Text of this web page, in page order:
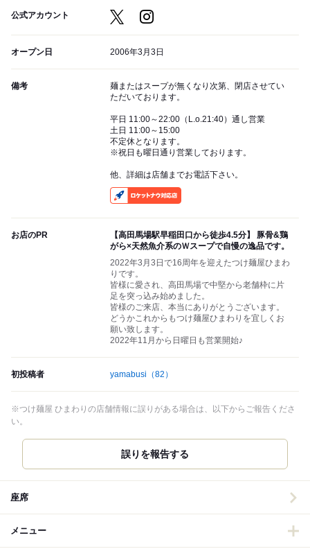
公式アカウント
オープン日 2006年3月3日
備考
麺またはスープが無くなり次第、閉店させてい
ただいております。
平日 11:00～22:00（L.o.21:40）通し営業
土日 11:00～15:00
不定休となります。
※祝日も曜日通り営業しております。
他、詳細は店舗までお電話下さい。
お店のPR
【高田馬場駅早稲田口から徒歩4.5分】 豚骨&鶏
がら×天然魚介系のＷスープで自慢の逸品です。
2022年3月3日で16周年を迎えたつけ麺屋ひまわ
りです。
皆様に愛され、高田馬場で中堅から老舗枠に片
足を突っ込み始めました。
皆様のご来店、本当にありがとうございます。
どうかこれからもつけ麺屋ひまわりを宜しくお
願い致します。
2022年11月から日曜日も営業開始♪
初投稿者 yamabusi （82）
※つけ麺屋 ひまわりの店舗情報に誤りがある場合は、以下からご報告くださ
い。
誤りを報告する
座席
メニュー